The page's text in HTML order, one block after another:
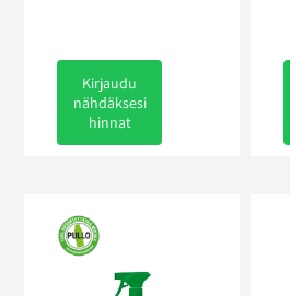
Kirjaudu
nähdäksesi
hinnat